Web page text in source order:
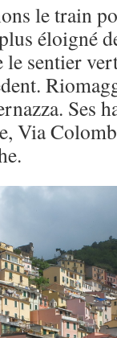
le train
éloigné
sentier
Ses
Via